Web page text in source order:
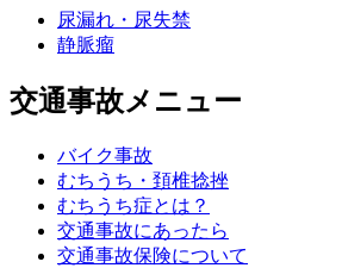
尿漏れ・尿失禁
静脈瘤
交通事故メニュー
バイク事故
むちうち・頚椎捻挫
むちうち症とは？
交通事故にあったら
交通事故保険について